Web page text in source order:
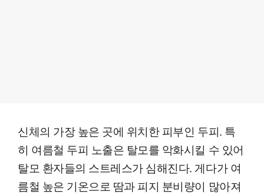
신체의 가장 높은 곳에 위치한 피부인 두피. 특
히 여름철 두피 노출은 탈모를 악화시킬 수 있어
탈모 환자들의 스트레스가 심해진다. 게다가 여
름철 높은 기온으로 땀과 피지 분비량이 많아져